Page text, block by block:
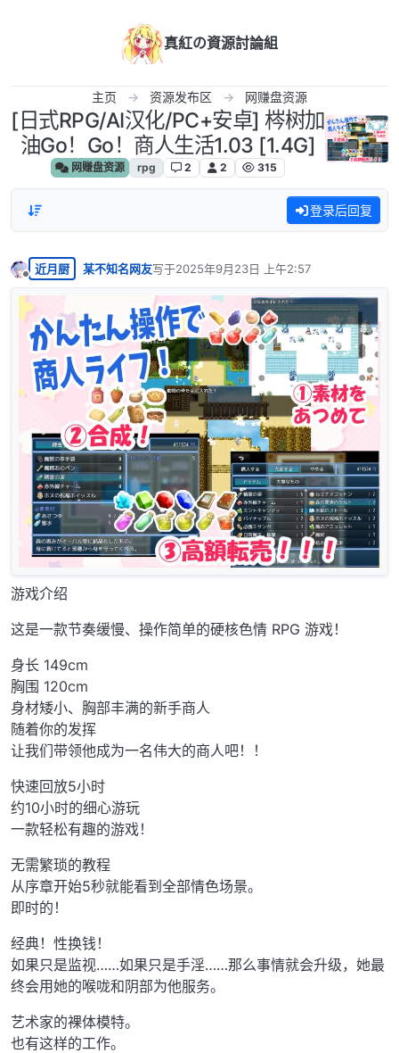
真紅の資源討論組
主页 资源发布区 网赚盘资源
[日式RPG/AI汉化/PC+安卓] 梣树加
油Go！Go！商人生活1.03 [1.4G]
网赚盘资源 rpg 2 2 315
登录后回复
离线
近月厨 某不知名网友写于2025年9月23日 上午2:57
最后由 编辑
游戏介绍
这是一款节奏缓慢、操作简单的硬核色情 RPG 游戏！
身长 149cm
胸围 120cm
身材矮小、胸部丰满的新手商人
随着你的发挥
让我们带领他成为一名伟大的商人吧！！
快速回放5小时
约10小时的细心游玩
一款轻松有趣的游戏！
无需繁琐的教程
从序章开始5秒就能看到全部情色场景。
即时的！
经典！性换钱！
如果只是监视……如果只是手淫……那么事情就会升级，她最
终会用她的喉咙和阴部为他服务。
艺术家的裸体模特。
也有这样的工作。